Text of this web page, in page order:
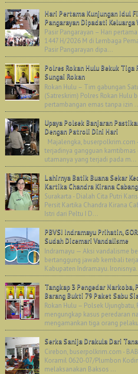
Hari Pertama Kunjungan Idul
Pangarayan Dipadati Keluarga
Pasir Pangarayan – Hari
1447 H/2026 M di Lembaga
Pasir Pangarayan dipa...
Polres Rokan Hulu Bekuk Tiga
Sungai Rokan
Rokan Hulu – Tim gabungan
(Satreskrim) Polres Rokan Hulu
pertambangan emas tanpa izin
Upaya Polsek Banjaran
Dengan Patroli Dini Hari
Majalengka, buserpolkrim.com
terjadinya gangguan
utamanya yang terjadi pada m...
Lahirnya Batik Buana Sekar
Kartika Chandra Kirana
Surakarta - Dialah Cita Putri
Persit Kartika Chandra Kirana
Istri dari Peltu I D...
PBVSI Indramayu Prihatin,
Sudah Dicemari Vandalisme
Indramayu — Aksi vandalisme
bertanggung jawab kembali
Kabupaten Indramayu.
Tangkap 3 Pengedar
Barang Bukti 79 Paket Sabu
Rokan Hulu – Polsek
mengungkap kasus peredaran
mengamankan tiga orang
Serka Sanija Drakula Dari
Cirebon, buserpolkrim.com -
Koramil 0620-07/Plumbon
melaksanakan Baksos ...